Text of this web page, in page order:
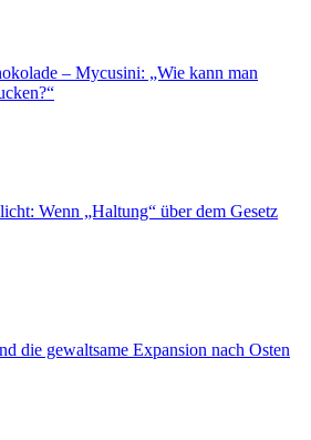
– Mycusini: „Wie kann man
Wenn „Haltung“ über dem Gesetz
die gewaltsame Expansion nach Osten